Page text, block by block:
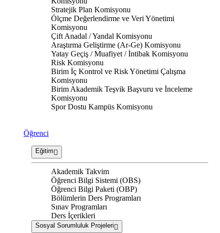
Stratejik Plan Komisyonu
Ölçme Değerlendirme ve Veri Yönetimi
Komisyonu
Çift Anadal / Yandal Komisyonu
Araştırma Geliştirme (Ar-Ge) Komisyonu
Yatay Geçiş / Muafiyet / İntibak Komisyonu
Risk Komisyonu
Birim İç Kontrol ve Risk Yönetimi Çalışma
Komisyonu
Birim Akademik Teşvik Başvuru ve İnceleme
Komisyonu
Spor Dostu Kampüs Komisyonu
Öğrenci
Eğitim
Akademik Takvim
Öğrenci Bilgi Sistemi (OBS)
Öğrenci Bilgi Paketi (OBP)
Bölümlerin Ders Programları
Sınav Programları
Ders İçerikleri
Sosyal Sorumluluk Projeleri